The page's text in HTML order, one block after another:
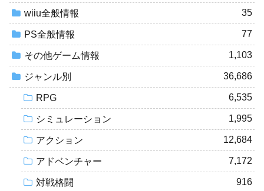
wiiu全般情報 35
PS全般情報 77
その他ゲーム情報 1,103
ジャンル別 36,686
RPG 6,535
シミュレーション 1,995
アクション 12,684
アドベンチャー 7,172
対戦格闘 916